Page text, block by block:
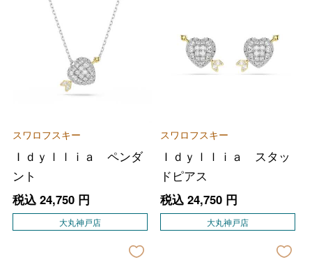
スワロフスキー
Ｉｄｙｌｌｉａ ペンダ
ント
税込 24,750円
大丸神戸店
スワロフスキー
Ｉｄｙｌｌｉａ スタッ
ドピアス
税込 24,750円
大丸神戸店